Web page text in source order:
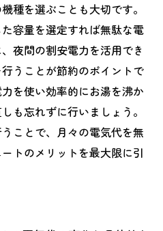
種を選ぶことも大切です。
容量を選定すれば無駄な電
夜間の割安電力を活用でき
うことが節約のポイントで
を使い効率的にお湯を沸か
も忘れずに行いましょう。
ことで、月々の電気代を無
トのメリットを最大限に引